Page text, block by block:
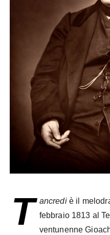
T ancrediè il
febbraio 1813 al
ventunenne